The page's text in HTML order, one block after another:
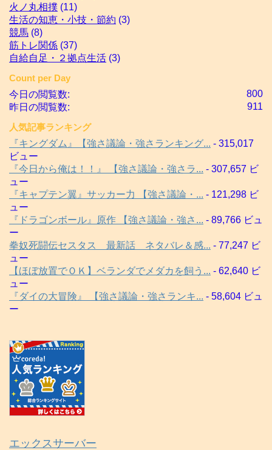
火ノ丸相撲 (11)
生活の知恵・小技・節約 (3)
競馬 (8)
筋トレ関係 (37)
自給自足・２拠点生活 (3)
Count per Day
800
今日の閲覧数:
911
昨日の閲覧数:
人気記事ランキング
『キングダム』【強さ議論・強さランキング... - 315,017
ビュー
『今日から俺は！！』 【強さ議論・強さラ... - 307,657 ビ
ュー
『キャプテン翼』サッカー力 【強さ議論・... - 121,298 ビ
ュー
『ドラゴンボール』原作 【強さ議論・強さ... - 89,766 ビュ
ー
拳奴死闘伝セスタス 最新話 ネタバレ＆感... - 77,247 ビ
ュー
【ほぼ放置でＯＫ】ベランダでメダカを飼う... - 62,640 ビ
ュー
『ダイの大冒険』 【強さ議論・強さランキ... - 58,604 ビュ
ー
エックスサーバー